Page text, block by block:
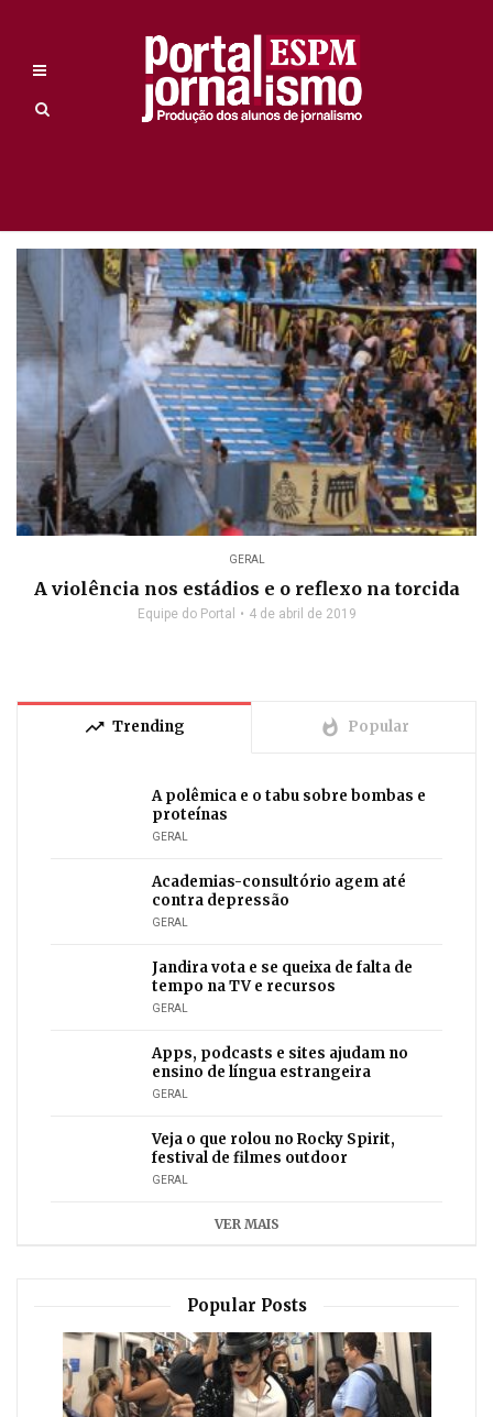
GERAL
A violência nos estádios e o reflexo na torcida
Equipe do Portal 4 de abril de 2019
trending_up Trending whatshot Popular
A polêmica e o tabu sobre bombas e
proteínas
GERAL
Academias-consultório agem até
contra depressão
GERAL
Jandira vota e se queixa de falta de
tempo na TV e recursos
GERAL
Apps, podcasts e sites ajudam no
ensino de língua estrangeira
GERAL
Veja o que rolou no Rocky Spirit,
festival de filmes outdoor
GERAL
VER MAIS
Popular Posts